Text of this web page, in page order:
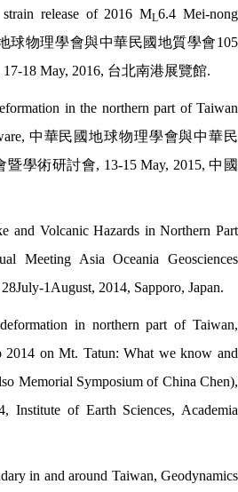
release of 2016 ML6.4 Mei-nong
球物理學會與中華民國地質學會105
17-18 May, 2016, 台北南港展覽館.
in the northern part of Taiwan
中華民國地球物理學會與中華民
暨學術研討會, 13-15 May, 2015,中國
and Volcanic Hazards in Northern Part
Meeting Asia Oceania Geosciences
1August, 2014, Sapporo, Japan.
in northern part of Taiwan,
2014 on Mt. Tatun: What we know and
Memorial Symposium of China Chen),
Institute of Earth Sciences, Academia
in and around Taiwan, Geodynamics